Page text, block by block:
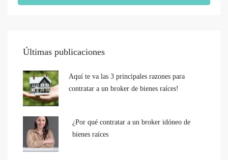
Últimas publicaciones
Aquí te va las 3 principales razones para
contratar a un broker de bienes raíces!
¿Por qué contratar a un broker idóneo de
bienes raíces